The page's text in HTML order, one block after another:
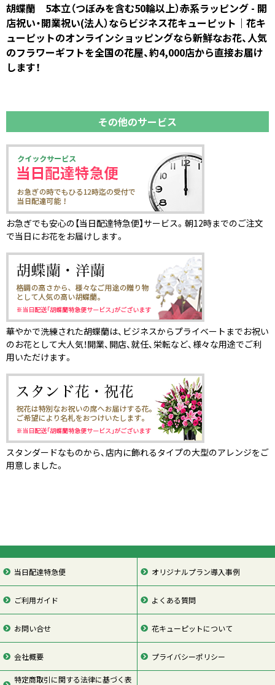
胡蝶蘭 5本立（つぼみを含む50輪以上）赤系ラッピング - 開
店祝い・開業祝い(法人）ならビジネス花キューピット｜花キ
ューピットのオンラインショッピングなら新鮮なお花、人気
のフラワーギフトを全国の花屋、約4,000店から直接お届け
します！
その他のサービス
お急ぎでも安心の【当日配達特急便】サービス。朝12時までのご注文
で当日にお花をお届けします。
華やかで洗練された胡蝶蘭は、ビジネスからプライベートまでお祝い
のお花として大人気！開業、開店、就任、栄転など、様々な用途でご利
用いただけます。
スタンダードなものから、店内に飾れるタイプの大型のアレンジをご
用意しました。
当日配達特急便 オリジナルプラン導入事例
ご利用ガイド よくある質問
お問い合せ 花キューピットについて
会社概要 プライバシーポリシー
特定商取引に関する法律に基づく表